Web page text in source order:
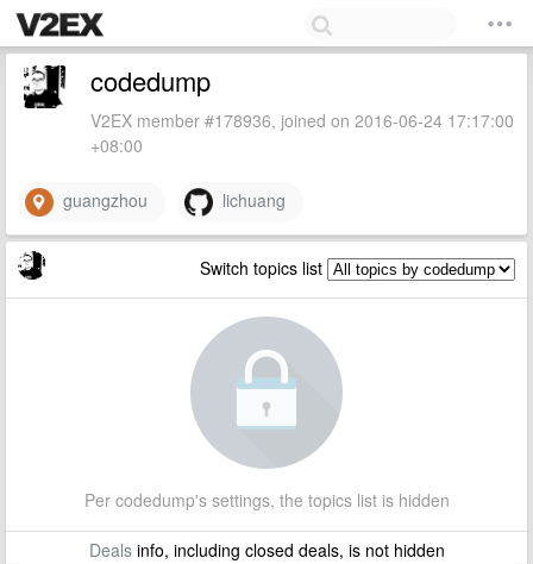
codedump
V2EX member #178936, joined on 2016-06-24 17:17:00
+08:00
guangzhou lichuang
Switch topics list
Per codedump's settings, the topics list is hidden
Dealsinfo, including closed deals, is not hidden